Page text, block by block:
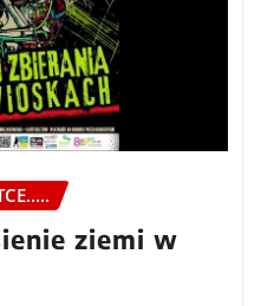
ziemi w